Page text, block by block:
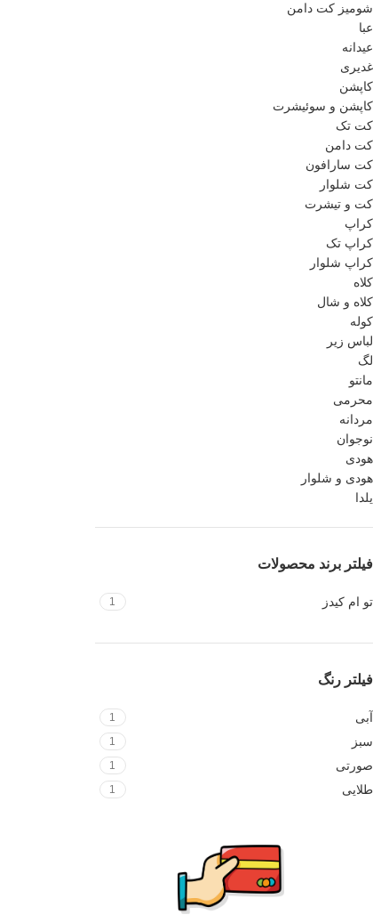
شومیز کت دامن
عبا
عیدانه
غدیری
کاپشن
کاپشن و سوئیشرت
کت تک
کت دامن
کت سارافون
کت شلوار
کت و تیشرت
کراپ
کراپ تک
کراپ شلوار
کلاه
کلاه و شال
کوله
لباس زیر
لگ
مانتو
محرمی
مردانه
نوجوان
هودی
هودی و شلوار
یلدا
فیلتر برند محصولات
تو ام کیدز 1
فیلتر رنگ
آبی 1
سبز 1
صورتی 1
طلایی 1